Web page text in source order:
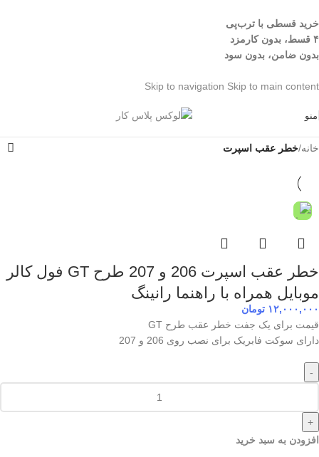
خرید قسطی با ترب‌پی
۴ قسط، بدون کارمزد
بدون ضامن، بدون سود
Skip to navigation Skip to main content
منو
خانه/خطر عقب اسپرت
خطر عقب اسپرت 206 و 207 طرح GT فول کالر
موبایل همراه با راهنما رانینگ
۱۲,۰۰۰,۰۰۰ تومان
قیمت برای یک جفت خطر عقب طرح GT
دارای سوکت فابریک برای نصب روی 206 و 207
-
+
افزودن به سبد خرید